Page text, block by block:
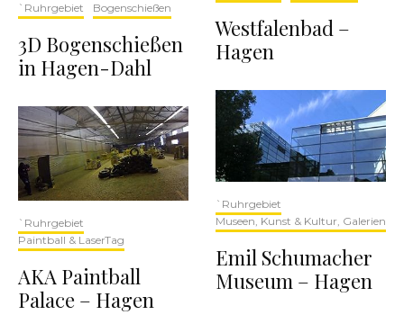
`Ruhrgebiet Bogenschießen
3D Bogenschießen
in Hagen-Dahl
`Ruhrgebiet
Paintball & LaserTag
AKA Paintball
Palace – Hagen
Westfalenbad –
Hagen
`Ruhrgebiet
Museen, Kunst & Kultur, Galerien
Emil Schumacher
Museum – Hagen